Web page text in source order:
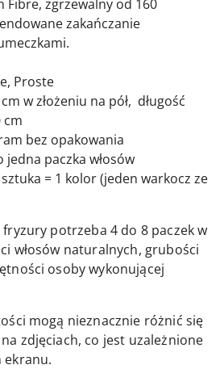
Fibre, zgrzewalny od 160
zakańczanie
Proste
w złożeniu na pół, długość
cm
bez opakowania
jedna paczka włosów
= 1 kolor (jeden warkocz ze
fryzury potrzeba 4 do 8 paczek w
włosów naturalnych, grubości
osoby wykonującej
mogą nieznacznie różnić się
zdjęciach, co jest uzależnione
ekranu.